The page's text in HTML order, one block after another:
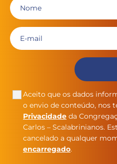
Aceito que os dados
o envio de conteúdo, nos
Privacidade da
Carlos – Scalabrinianos.
cancelado a qualquer
encarregado.